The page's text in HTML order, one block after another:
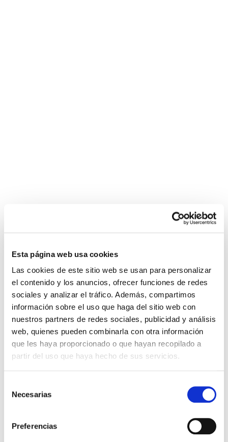
Esta página web usa cookies
Las cookies de este sitio web se usan para personalizar
el contenido y los anuncios, ofrecer funciones de redes
sociales y analizar el tráfico. Además, compartimos
información sobre el uso que haga del sitio web con
nuestros partners de redes sociales, publicidad y análisis
web, quienes pueden combinarla con otra información
que les haya proporcionado o que hayan recopilado a
partir del uso que haya hecho de sus servicios.
Necesarias
Preferencias
Bibliografía
American Journal of Clinical